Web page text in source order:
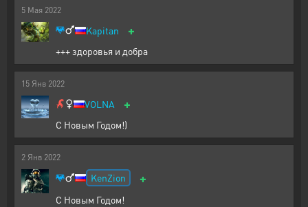
5 Мая 2022
Kapitan +
+++ здоровья и добра
15 Янв 2022
VOLNA +
С Новым Годом!)
2 Янв 2022
KenZion +
С Новым Годом!